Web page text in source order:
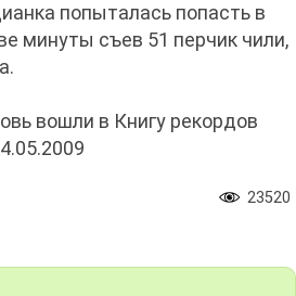
попыталась попасть в
минуты съев 51 перчик чили,
вошли в Книгу рекордов
23520